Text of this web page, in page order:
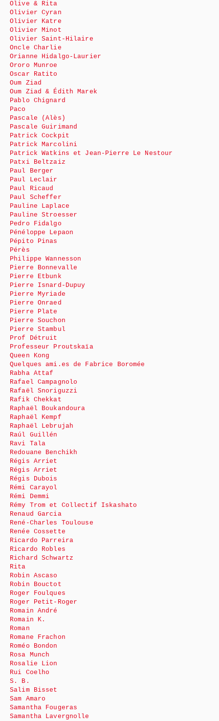
Olive & Rita
Olivier Cyran
Olivier Katre
Olivier Minot
Olivier Saint-Hilaire
Oncle Charlie
Orianne Hidalgo-Laurier
Ororo Munroe
Oscar Ratito
Oum Ziad
Oum Ziad & Édith Marek
Pablo Chignard
Paco
Pascale (Alès)
Pascale Guirimand
Patrick Cockpit
Patrick Marcolini
Patrick Watkins et Jean-Pierre Le Nestour
Patxi Beltzaiz
Paul Berger
Paul Leclair
Paul Ricaud
Paul Scheffer
Pauline Laplace
Pauline Stroesser
Pedro Fidalgo
Pénéloppe Lepaon
Pépito Pinas
Pérès
Philippe Wannesson
Pierre Bonnevalle
Pierre Etbunk
Pierre Isnard-Dupuy
Pierre Myriade
Pierre Onraed
Pierre Plate
Pierre Souchon
Pierre Stambul
Prof Détruit
Professeur Proutskaïa
Queen Kong
Quelques ami.es de Fabrice Boromée
Rabha Attaf
Rafael Campagnolo
Rafaël Snoriguzzi
Rafik Chekkat
Raphaël Boukandoura
Raphaël Kempf
Raphaël Lebrujah
Raúl Guillén
Ravi Tala
Redouane Benchikh
Régis Arriet
Régis Arriet
Régis Dubois
Rémi Carayol
Rémi Demmi
Rémy Trom et Collectif Iskashato
Renaud Garcia
René-Charles Toulouse
Renée Cossette
Ricardo Parreira
Ricardo Robles
Richard Schwartz
Rita
Robin Ascaso
Robin Bouctot
Roger Foulques
Roger Petit-Roger
Romain André
Romain K.
Roman
Romane Frachon
Roméo Bondon
Rosa Munch
Rosalie Lion
Rui Coelho
S. B.
Salim Bisset
Sam Amaro
Samantha Fougeras
Samantha Lavergnolle